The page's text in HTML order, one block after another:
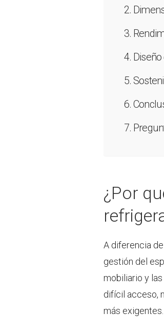
¿Por
A diferencia
gestión del
mobiliario y
difícil acceso,
más exigentes.